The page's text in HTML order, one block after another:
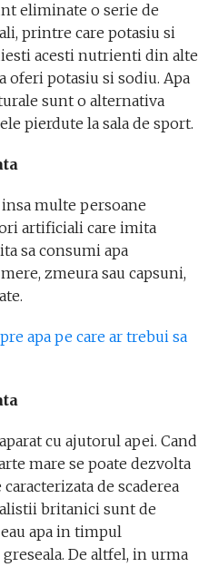
eliminate o serie de
printre care potasiu si
acesti nutrienti din alte
oferi potasiu si sodiu. Apa
sunt o alternativa
pierdute la sala de sport.
insa multe persoane
artificiali care imita
sa consumi apa
zmeura sau capsuni,
apa pe care ar trebui sa
cu ajutorul apei. Cand
mare se poate dezvolta
de scaderea
britanici sunt de
apa in timpul
De altfel, in urma